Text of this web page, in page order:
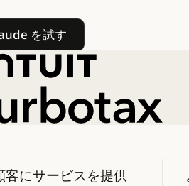
を試す
Claude を試す
客にサービスを提供